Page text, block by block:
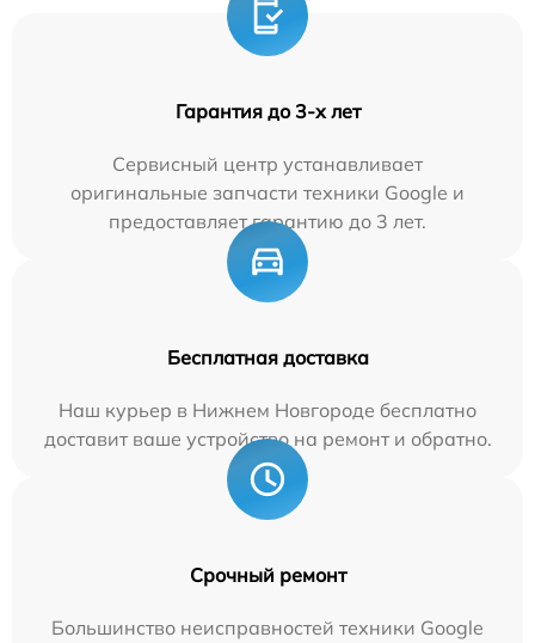
Гарантия до 3-х лет
Сервисный центр устанавливает
оригинальные запчасти техники Google и
предоставляет гарантию до 3 лет.
Бесплатная доставка
Наш курьер в Нижнем Новгороде бесплатно
доставит ваше устройство на ремонт и обратно.
Срочный ремонт
Большинство неисправностей техники Google